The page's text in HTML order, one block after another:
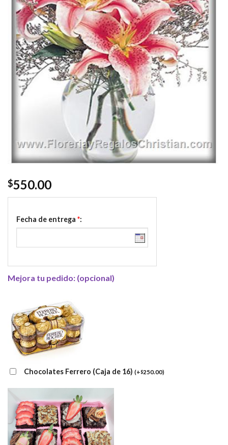
$550.00
Fecha de entrega *:
Mejora tu pedido: (opcional)
Chocolates Ferrero (Caja de 16) (+$250.00)